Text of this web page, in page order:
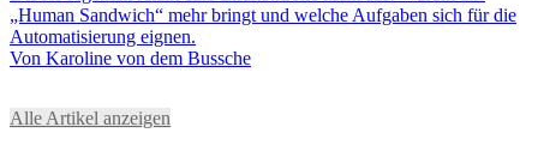
„Human Sandwich“ mehr bringt und welche Aufgaben sich für die
Automatisierung eignen.
Von Karoline von dem Bussche
Alle Artikel anzeigen